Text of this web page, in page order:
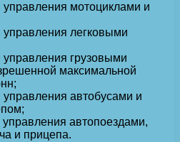
мотоциклами и
легковыми
грузовыми
максимальной
автобусами и
автопоездами,
и прицепа.